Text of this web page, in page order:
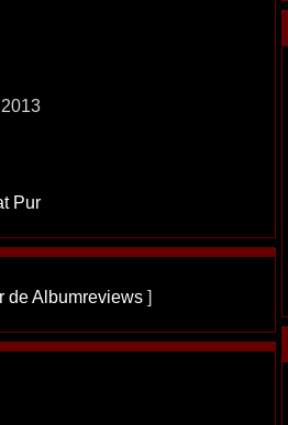
Pur
de Albumreviews ]